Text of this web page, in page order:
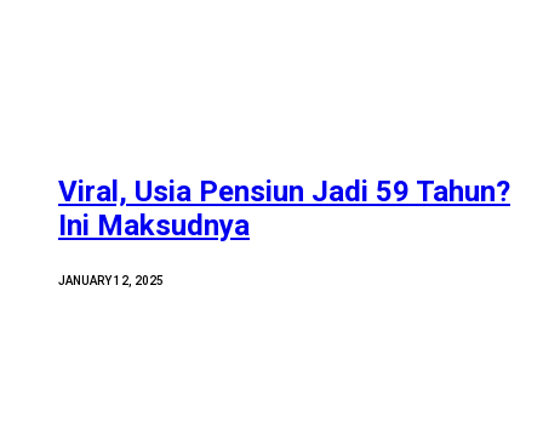
Viral, Usia Pensiun Jadi 59 Tahun?
Ini Maksudnya
JANUARY 12, 2025